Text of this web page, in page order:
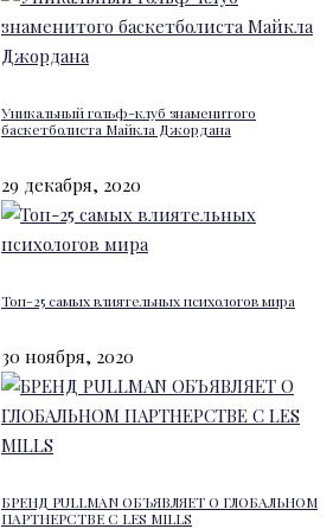
Уникальный гольф-клуб знаменитого
баскетболиста Майкла Джордана
29 декабря, 2020
Топ-25 самых влиятельных психологов мира
30 ноября, 2020
БРЕНД PULLMAN ОБЪЯВЛЯЕТ О ГЛОБАЛЬНОМ
ПАРТНЕРСТВЕ С LES MILLS